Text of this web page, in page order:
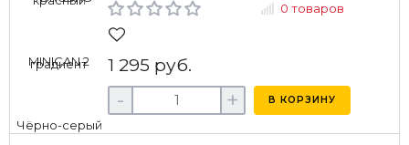
0 товаров
1 295 руб.
- + В КОРЗИНУ